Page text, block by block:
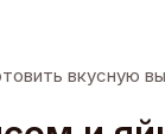
вкусную